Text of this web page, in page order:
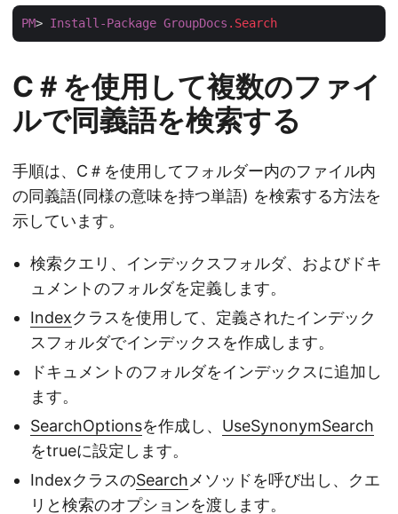
PM> Install-Package GroupDocs .Search
C＃を使用して複数のファイ
ルで同義語を検索する
手順は、C＃を使用してフォルダー内のファイル内
の同義語(同様の意味を持つ単語) を検索する方法を
示しています。
検索クエリ、インデックスフォルダ、およびドキ
ュメントのフォルダを定義します。
Indexクラスを使用して、定義されたインデック
スフォルダでインデックスを作成します。
ドキュメントのフォルダをインデックスに追加し
ます。
SearchOptionsを作成し、 UseSynonymSearch
をtrueに設定します。
IndexクラスのSearch メソッドを呼び出し、クエ
リと検索のオプションを渡します。